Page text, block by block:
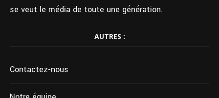
se veut le média de toute une génération.
AUTRES :
Contactez-nous